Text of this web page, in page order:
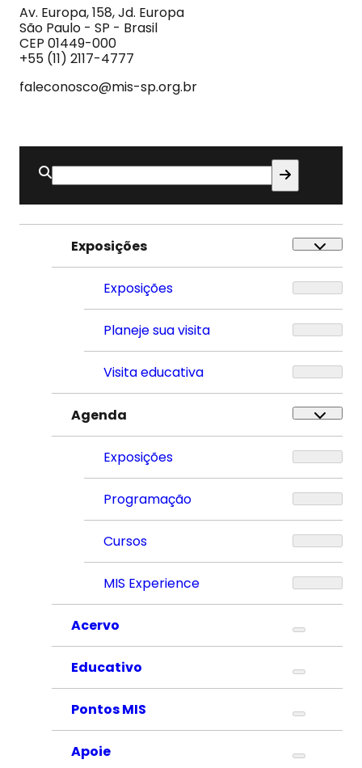
Imagem
e
do
Som
Av. Europa, 158, Jd. Europa
São Paulo - SP - Brasil
CEP 01449-000
+55 (11) 2117-4777
faleconosco@mis-sp.org.br
Buscar
por:
Exposições
Exposições
Planeje sua visita
Visita educativa
Agenda
Exposições
Programação
Cursos
MIS Experience
Acervo
Educativo
Pontos MIS
Apoie